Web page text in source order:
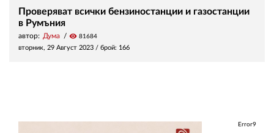
Проверяват всички бензиностанции и газостанции
в Румъния
автор: Дума visibility 81684
вторник, 29 Август 2023 / брой: 166
Error9